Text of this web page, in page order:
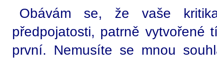
Obávám se, že vaše
předpojatosti, patrně vytvořené
první. Nemusíte se mnou